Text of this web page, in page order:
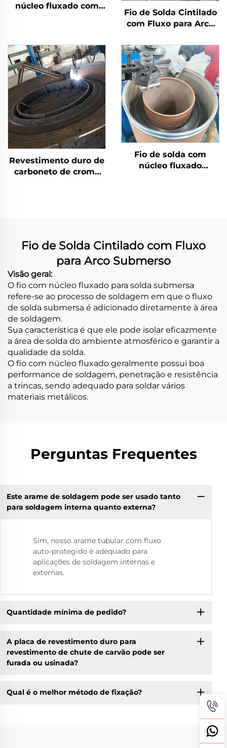
núcleo fluxado com
Fio de Solda Cintilado
com Fluxo para Arco
Revestimento duro de
carboneto de cromo
Fio de solda com
núcleo fluxado
Fio de Solda Cintilado com Fluxo
para Arco Submerso
Visão geral:
O fio com núcleo fluxado para solda submersa
refere-se ao processo de soldagem em que o fluxo
de solda submersa é adicionado diretamente à área
de soldagem.
Sua característica é que ele pode isolar eficazmente
a área de solda do ambiente atmosférico e garantir a
qualidade da solda.
O fio com núcleo fluxado geralmente possui boa
performance de soldagem, penetração e resistência
a trincas, sendo adequado para soldar vários
materiais metálicos.
Perguntas Frequentes
Este arame de soldagem pode ser usado tanto
para soldagem interna quanto externa?
Sim, nosso arame tubular com fluxo
auto-protegido é adequado para
aplicações de soldagem internas e
externas.
Quantidade mínima de pedido?
A placa de revestimento duro para
revestimento de chute de carvão pode ser
furada ou usinada?
Qual é o melhor método de fixação?